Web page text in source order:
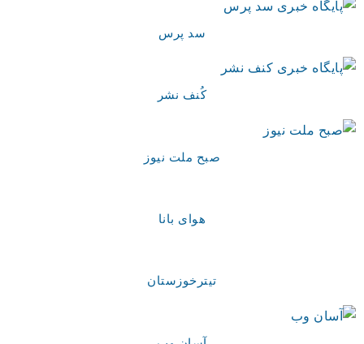
سد پرس
کُنف نشر
صبح ملت نیوز
هوای بانا
تیترخوزستان